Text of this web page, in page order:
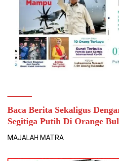
Baca Berita Sekaligus
Segitiga Putih Di Orange
MAJALAH MATRA